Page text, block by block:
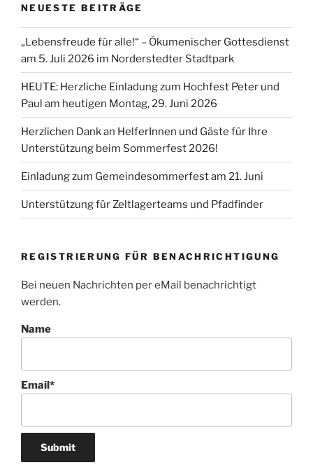
NEUESTE BEITRÄGE
„Lebensfreude für alle!“ – Ökumenischer Gottesdienst
am 5. Juli 2026 im Norderstedter Stadtpark
HEUTE: Herzliche Einladung zum Hochfest Peter und
Paul am heutigen Montag, 29. Juni 2026
Herzlichen Dank an HelferInnen und Gäste für Ihre
Unterstützung beim Sommerfest 2026!
Einladung zum Gemeindesommerfest am 21. Juni
Unterstützung für Zeltlagerteams und Pfadfinder
REGISTRIERUNG FÜR BENACHRICHTIGUNG
Bei neuen Nachrichten per eMail benachrichtigt
werden.
Name
Email*